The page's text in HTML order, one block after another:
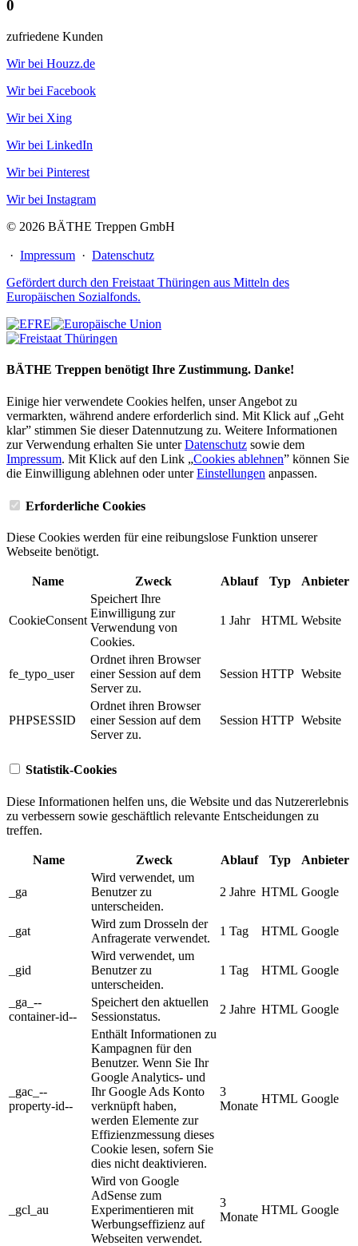
0
zufriedene Kunden
Wir bei Houzz.de
Wir bei Facebook
Wir bei Xing
Wir bei LinkedIn
Wir bei Pinterest
Wir bei Instagram
© 2026 BÄTHE Treppen GmbH
· Impressum · Datenschutz
Gefördert durch den Freistaat Thüringen aus Mitteln des
Europäischen Sozialfonds.
BÄTHE Treppen benötigt Ihre Zustimmung. Danke!
Einige hier verwendete Cookies helfen, unser Angebot zu
vermarkten, während andere erforderlich sind. Mit Klick auf „Geht
klar” stimmen Sie dieser Datennutzung zu. Weitere Informationen
zur Verwendung erhalten Sie unterDatenschutz sowie dem
Impressum. Mit Klick auf den Link „Cookies ablehnen” können Sie
die Einwilligung ablehnen oder unterEinstellungen anpassen.
Erforderliche Cookies
Diese Cookies werden für eine reibungslose Funktion unserer
Webseite benötigt.
Name Zweck Ablauf Typ Anbieter
CookieConsent
Speichert Ihre
Einwilligung zur
Verwendung von
Cookies.
1 Jahr HTML Website
fe_typo_user
Ordnet ihren Browser
einer Session auf dem
Server zu.
Session HTTP Website
PHPSESSID
Ordnet ihren Browser
einer Session auf dem
Server zu.
Session HTTP Website
Statistik-Cookies
Diese Informationen helfen uns, die Website und das Nutzererlebnis
zu verbessern sowie geschäftlich relevante Entscheidungen zu
treffen.
Name Zweck Ablauf Typ Anbieter
_ga
Wird verwendet, um
Benutzer zu
unterscheiden.
2 Jahre HTML Google
_gat
Wird zum Drosseln der
Anfragerate verwendet.
1 Tag HTML Google
_gid
Wird verwendet, um
Benutzer zu
unterscheiden.
1 Tag HTML Google
_ga_--
container-id--
Speichert den aktuellen
Sessionstatus.
2 Jahre HTML Google
_gac_--
property-id--
Enthält Informationen zu
Kampagnen für den
Benutzer. Wenn Sie Ihr
Google Analytics- und
Ihr Google Ads Konto
verknüpft haben,
werden Elemente zur
Effizienzmessung dieses
Cookie lesen, sofern Sie
dies nicht deaktivieren.
3
Monate
HTML Google
_gcl_au
Wird von Google
AdSense zum
Experimentieren mit
Werbungseffizienz auf
Webseiten verwendet.
3
Monate
HTML Google